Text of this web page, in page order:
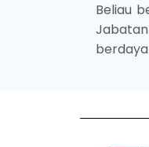
Beliau